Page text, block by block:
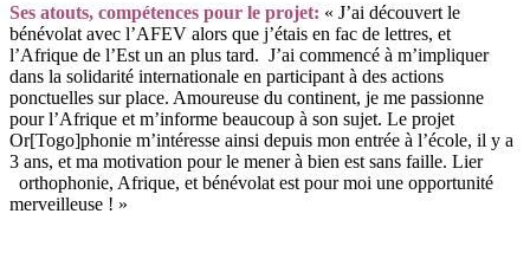
Ses atouts, compétences pour le projet: « J’ai découvert le
bénévolat avec l’AFEV alors que j’étais en fac de lettres, et
l’Afrique de l’Est un an plus tard. J’ai commencé à m’impliquer
dans la solidarité internationale en participant à des actions
ponctuelles sur place. Amoureuse du continent, je me passionne
pour l’Afrique et m’informe beaucoup à son sujet. Le projet
Or[Togo]phonie m’intéresse ainsi depuis mon entrée à l’école, il y a
3 ans, et ma motivation pour le mener à bien est sans faille. Lier
orthophonie, Afrique, et bénévolat est pour moi une opportunité
merveilleuse ! »